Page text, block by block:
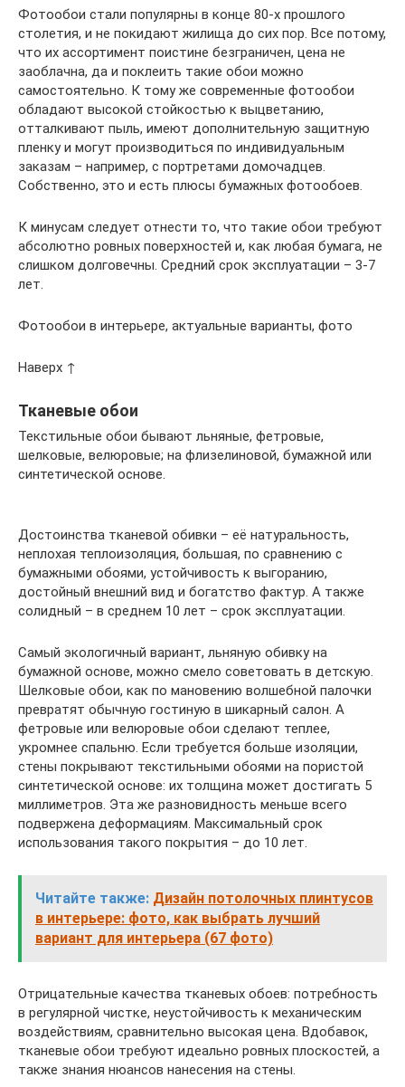
Фотообои стали популярны в конце 80-х прошлого
столетия, и не покидают жилища до сих пор. Все потому,
что их ассортимент поистине безграничен, цена не
заоблачна, да и поклеить такие обои можно
самостоятельно. К тому же современные фотообои
обладают высокой стойкостью к выцветанию,
отталкивают пыль, имеют дополнительную защитную
пленку и могут производиться по индивидуальным
заказам – например, с портретами домочадцев.
Собственно, это и есть плюсы бумажных фотообоев.
К минусам следует отнести то, что такие обои требуют
абсолютно ровных поверхностей и, как любая бумага, не
слишком долговечны. Средний срок эксплуатации – 3-7
лет.
Фотообои в интерьере, актуальные варианты, фото
Наверх ↑
Тканевые обои
Текстильные обои бывают льняные, фетровые,
шелковые, велюровые; на флизелиновой, бумажной или
синтетической основе.
Достоинства тканевой обивки – её натуральность,
неплохая теплоизоляция, большая, по сравнению с
бумажными обоями, устойчивость к выгоранию,
достойный внешний вид и богатство фактур. А также
солидный – в среднем 10 лет – срок эксплуатации.
Самый экологичный вариант, льняную обивку на
бумажной основе, можно смело советовать в детскую.
Шелковые обои, как по мановению волшебной палочки
превратят обычную гостиную в шикарный салон. А
фетровые или велюровые обои сделают теплее,
укромнее спальню. Если требуется больше изоляции,
стены покрывают текстильными обоями на пористой
синтетической основе: их толщина может достигать 5
миллиметров. Эта же разновидность меньше всего
подвержена деформациям. Максимальный срок
использования такого покрытия – до 10 лет.
Читайте также: Дизайн потолочных плинтусов
в интерьере: фото, как выбрать лучший
вариант для интерьера (67 фото)
Отрицательные качества тканевых обоев: потребность
в регулярной чистке, неустойчивость к механическим
воздействиям, сравнительно высокая цена. Вдобавок,
тканевые обои требуют идеально ровных плоскостей, а
также знания нюансов нанесения на стены.